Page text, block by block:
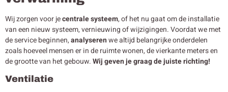
Wij zorgen voor jecentrale systeem, of het nu gaat om de installatie
van een nieuw systeem, vernieuwing of wijzigingen. Voordat we met
de service beginnen,analyserenwe altijd belangrijke onderdelen
zoals hoeveel mensen er in de ruimte wonen, de vierkante meters en
de grootte van het gebouw.Wij geven je graag de juiste richting!
Ventilatie